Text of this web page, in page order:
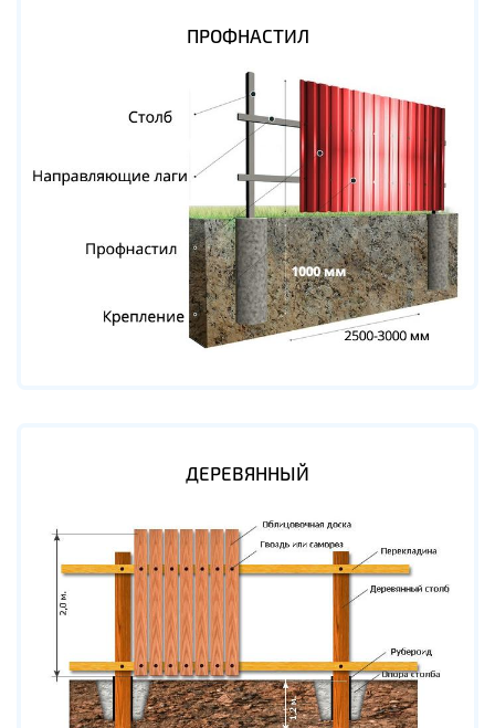
ПРОФНАСТИЛ
ДЕРЕВЯННЫЙ